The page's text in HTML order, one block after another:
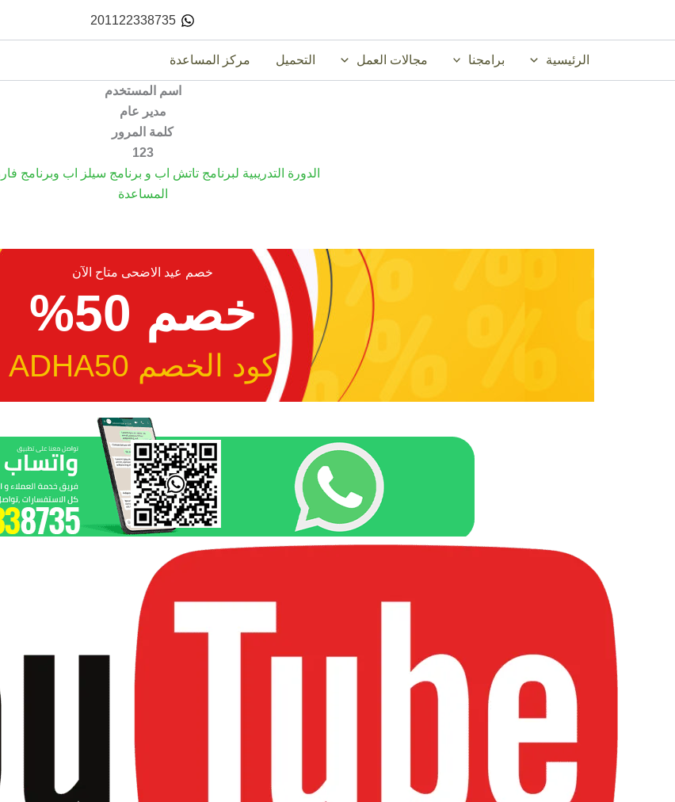
201122338735
الرئيسية برامجنا مجالات العمل التحميل مركز المساعدة
اسم المستخدم
مدير عام
كلمة المرور
123
الدورة التدريبية لبرنامج تاتش اب و برنامج سيلز اب وبرنامج
المساعدة
خصم عيد الاضحى متاح الآن
خصم 50%
كود الخصم ADHA50